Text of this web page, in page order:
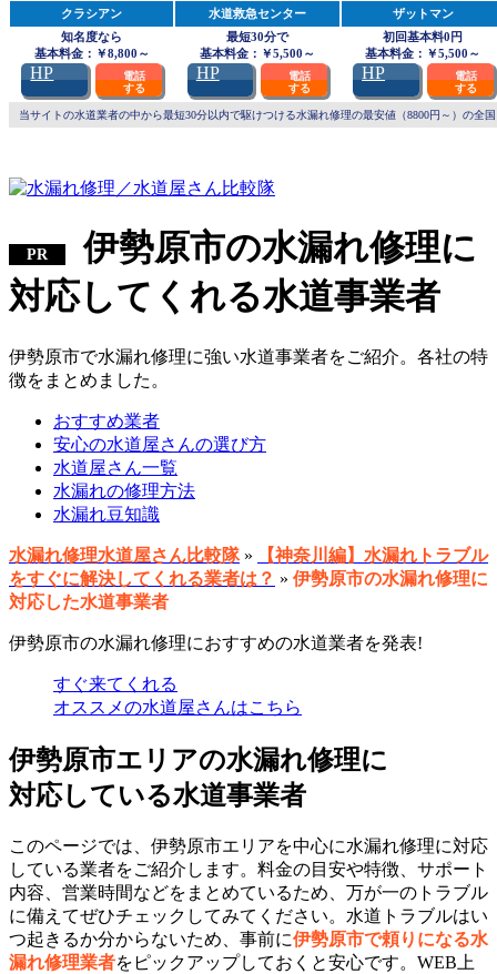
クラシアン
知名度なら
基本料金：￥8,800～
HP
電話
する
水道救急センター
最短30分で
基本料金：￥5,500～
HP
電話
する
ザットマン
初回基本料0円
基本料金：￥5,500～
HP
電話
する
当サイトの水道業者の中から最短30分以内で駆けつける水漏れ修理の最安値（8800円～）の
伊勢原市の水漏れ修理に
対応してくれる水道事業者
伊勢原市で水漏れ修理に強い水道事業者をご紹介。各社の特
徴をまとめました。
おすすめ業者
安心の水道屋さんの選び方
水道屋さん一覧
水漏れの修理方法
水漏れ豆知識
水漏れ修理水道屋さん比較隊»
【神奈川編】水漏れトラブル
をすぐに解決してくれる業者は？ » 伊勢原市の水漏れ修理に
対応した水道事業者
伊勢原市の水漏れ修理におすすめの水道業者を発表!
すぐ来てくれる
オススメの水道屋さんはこちら
伊勢原市エリアの水漏れ修理に
対応している水道事業者
このページでは、伊勢原市エリアを中心に水漏れ修理に対応
している業者をご紹介します。料金の目安や特徴、サポート
内容、営業時間などをまとめているため、万が一のトラブル
に備えてぜひチェックしてみてください。水道トラブルはい
つ起きるか分からないため、事前に伊勢原市で頼りになる水
漏れ修理業者をピックアップしておくと安心です。WEB上